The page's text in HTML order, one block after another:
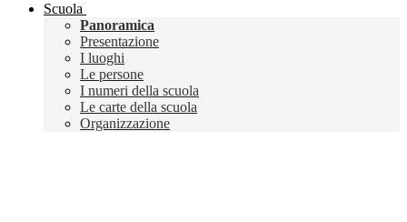
Scuola
Panoramica
Presentazione
I luoghi
Le persone
I numeri della scuola
Le carte della scuola
Organizzazione